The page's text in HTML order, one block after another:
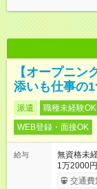
【オープニン
添いも仕事の
派遣 職種未経験OK
WEB登録・面接OK
給与
無資格未
1万2000
交通費